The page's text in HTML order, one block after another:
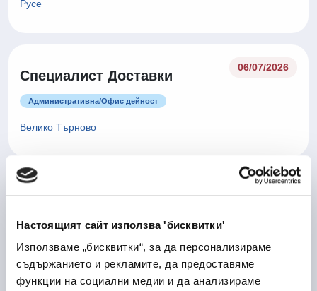
Настоящият сайт използва 'бисквитки'
Използваме „бисквитки“, за да персонализираме
съдържанието и рекламите, да предоставяме
функции на социални медии и да анализираме
Русе
Специалист Доставки
06/07/2026
Административна/Oфис дейност
Велико Търново
Оператор производство -
06/07/2026
Медицина и здравеопазване
Дупница